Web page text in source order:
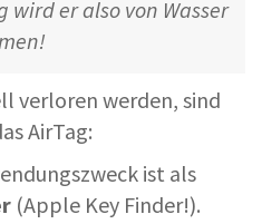
wird er also von Wasser
verloren werden, sind
AirTag:
ist als
(Apple Key Finder!).